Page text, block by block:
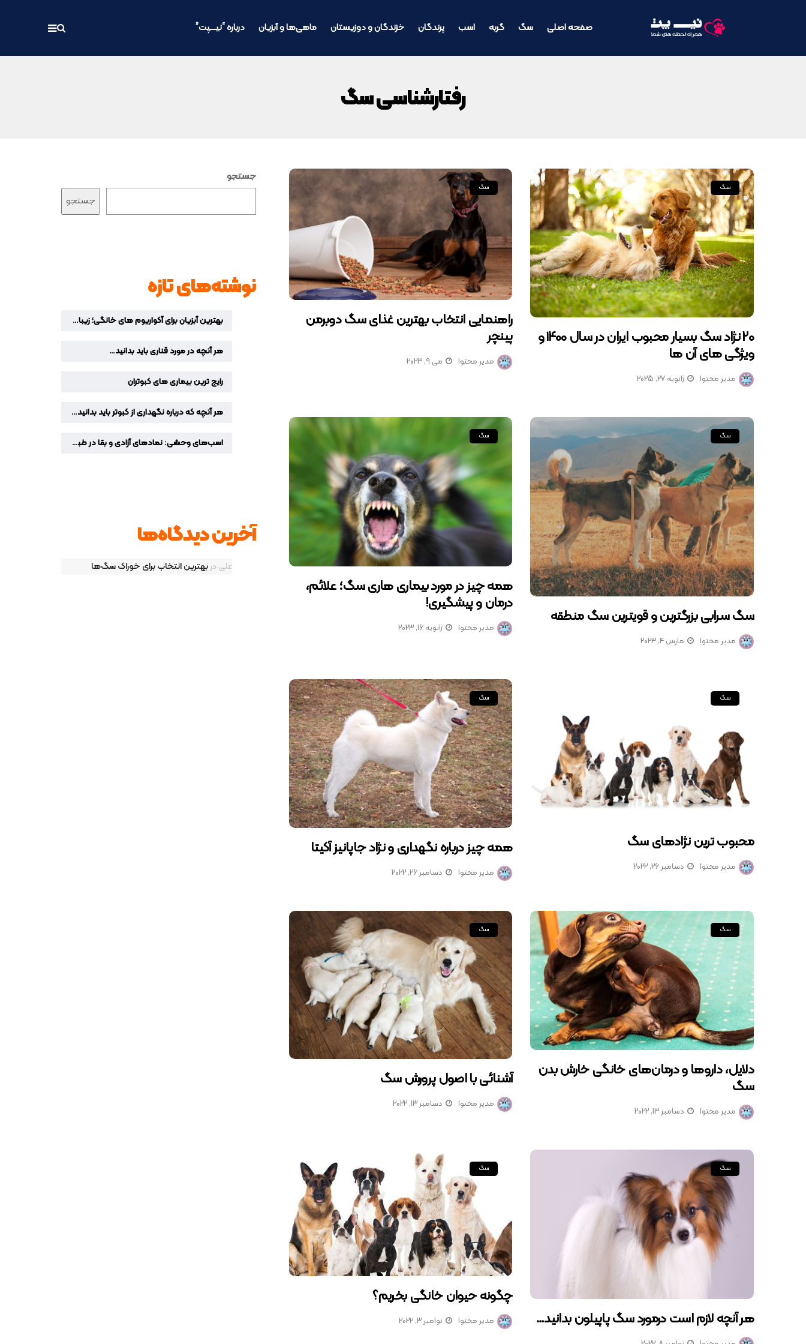
صفحه اصلی سگ گربه اسب پرندگان خزندگان و دوزیستان ماهی‌ها و آبزیان درباره “نیـــپت”
رفتارشناسی سگ
سگ
۲۰ نژاد سگ بسیار محبوب ایران در سال ۱۴۰۰ و
ویژگی های آن ها
مدیر محتوا ژانویه 27, 2025
سگ
راهنمایی انتخاب بهترین غذای سگ دوبرمن
پینچر
مدیر محتوا می 9, 2023
سگ
سگ سرابی بزرگترین و قویترین سگ منطقه
مدیر محتوا مارس 4, 2023
سگ
همه چیز در مورد بیماری هاری سگ؛ علائم،
درمان و پیشگیری!
مدیر محتوا ژانویه 16, 2023
سگ
محبوب ترین نژادهای سگ
مدیر محتوا دسامبر 26, 2022
سگ
همه چیز درباره نگهداری و نژاد جاپانیز آکیتا
مدیر محتوا دسامبر 26, 2022
سگ
دلایل، داروها و درمان‌های خانگی خارش بدن
سگ
مدیر محتوا دسامبر 13, 2022
سگ
آشنائی با اصول پرورش سگ
مدیر محتوا دسامبر 13, 2022
سگ
هر آنچه لازم است درمورد سگ پاپیلون بدانید…
سگ
چگونه حیوان خانگی بخریم؟
مدیر محتوا نوامبر 3, 2022
جستجو
جستجو
نوشته‌های تازه
بهترین آبزیان برای آکواریوم‌ های خانگی؛ زیباترین ماهیان زینتی برای دکوراسیون منزل
هر آنچه در مورد قناری باید بدانید…
رایج ترین بیماری های کبوتران
هر آنچه که درباره نگهداری از کبوتر باید بدانید…
اسب‌های وحشی: نمادهای آزادی و بقا در طبیعت
آخرین دیدگاه‌ها
علی دربهترین انتخاب برای خوراک سگ‌ها